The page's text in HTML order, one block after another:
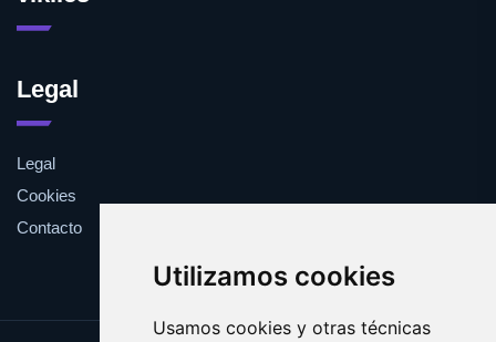
Utilizamos cookies
Usamos cookies y otras técnicas
Legal
Legal
Cookies
Contacto